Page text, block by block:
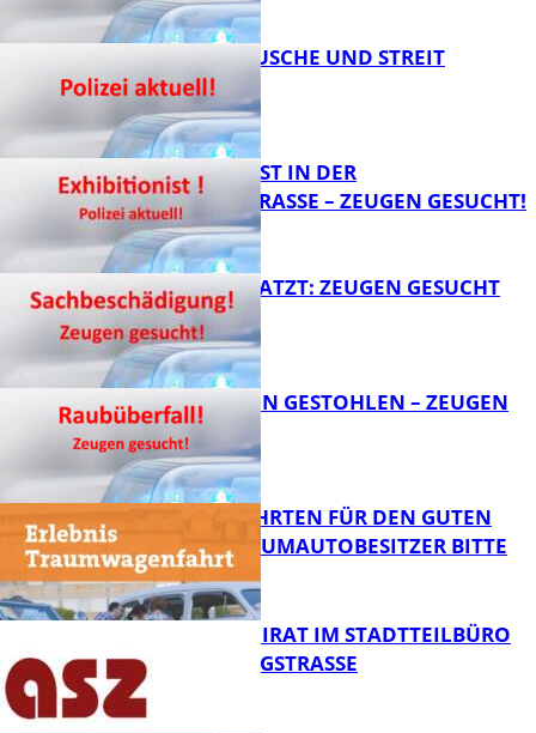
KNALLGERÄUSCHE UND STREIT
EXHIBITIONIST IN DER
VELMANNSTRASSE – ZEUGEN GESUCHT!
AUTO ZERKRATZT: ZEUGEN GESUCHT
FB News
TEURE KETTEN GESTOHLEN – ZEUGEN
GESUCHT!
FB News
SPENDENFAHRTEN FÜR DEN GUTEN
ZWECK – TRAUMAUTOBESITZER BITTE
MELDEN!
SENIORENBEIRAT IM STADTTEILBÜRO
IN DER KÖNIGSTRASSE